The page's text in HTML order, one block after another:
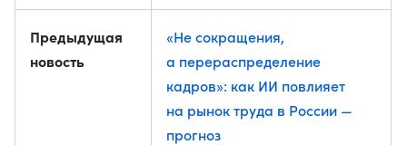
Предыдущая
новость
«Не сокращения,
а перераспределение
кадров»: как ИИ повлияет
на рынок труда в России —
прогноз